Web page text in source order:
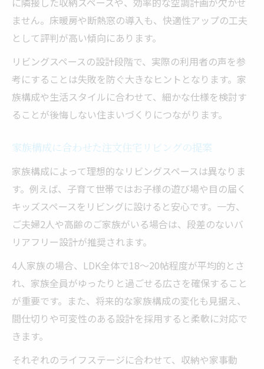
ません。床暖房や断熱窓の導入も、快適性アップの工夫
として評判が高い傾向にあります。
リビングスペースの設計段階で、実際の利用者の声を参
考にすることは失敗を防ぐ大きなヒントとなります。家
族構成や生活スタイルに合わせて、細かな仕様を検討す
ることが後悔しない住まいづくりにつながります。
家族構成に合わせた注文住宅リビングの提案
家族構成によって理想的なリビングスペースは異なりま
す。例えば、子育て世帯ではお子様の遊び場や目の届く
キッズスペースをリビングに設けると安心です。一方、
ご夫婦2人や高齢のご家族がいる場合は、段差のないバ
リアフリー設計が推奨されます。
4人家族の場合、LDK全体で18〜20帖程度が平均的とさ
れ、家族全員がゆったりと過ごせる広さを確保すること
が重要です。また、将来的な家族構成の変化も見据え、
間仕切りや可変性のある設計を採用すると柔軟に対応で
きます。
それぞれのライフステージに合わせて、収納や家事動